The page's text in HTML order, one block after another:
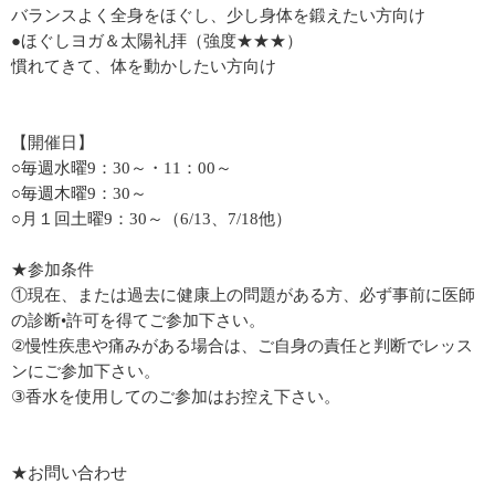
バランスよく全身をほぐし、少し身体を鍛えたい方向け
●ほぐしヨガ＆太陽礼拝（強度★★★）
慣れてきて、体を動かしたい方向け
【開催日】
○毎週水曜9：30～・11：00～
○毎週木曜9：30～
○月１回土曜9：30～（6/13、7/18他）
★参加条件
①現在、または過去に健康上の問題がある方、必ず事前に医師
の診断•許可を得てご参加下さい。
②慢性疾患や痛みがある場合は、ご自身の責任と判断でレッス
ンにご参加下さい。
③香水を使用してのご参加はお控え下さい。
★お問い合わせ